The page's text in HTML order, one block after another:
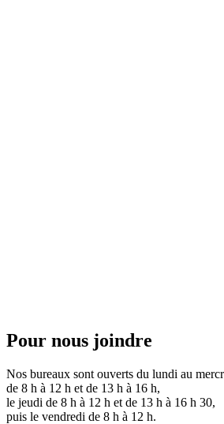
Pour nous joindre
Nos bureaux sont ouverts du lundi au
de 8 h à 12 h et de 13 h à 16 h,
le jeudi de 8 h à 12 h et de 13 h à 16 h 30,
puis le vendredi de 8 h à 12 h.